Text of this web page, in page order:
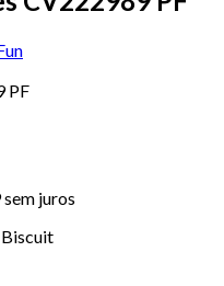
PF
sem juros
Biscuit